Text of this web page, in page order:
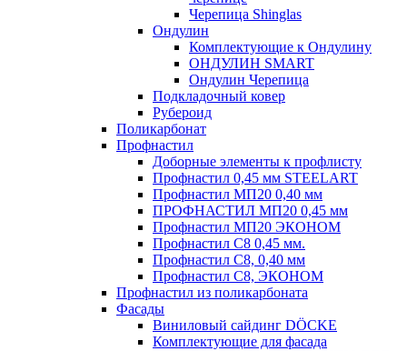
Черепица Shinglas
Ондулин
Комплектующие к Ондулину
ОНДУЛИН SMART
Ондулин Черепица
Подкладочный ковер
Рубероид
Поликарбонат
Профнастил
Доборные элементы к профлисту
Профнастил 0,45 мм STEELART
Профнастил МП20 0,40 мм
ПРОФНАСТИЛ МП20 0,45 мм
Профнастил МП20 ЭКОНОМ
Профнастил С8 0,45 мм.
Профнастил С8, 0,40 мм
Профнастил С8, ЭКОНОМ
Профнастил из поликарбоната
Фасады
Виниловый сайдинг DÖCKE
Комплектующие для фасада